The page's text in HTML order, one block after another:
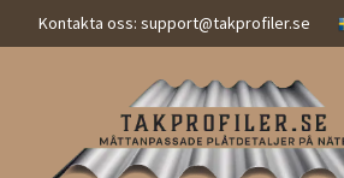
Kontakta oss: support@takprofiler.se